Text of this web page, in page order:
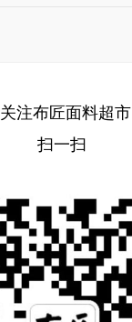
关注布匠面料超市
扫一扫